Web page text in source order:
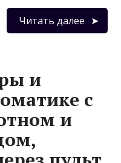
Читать далее
и
с
и